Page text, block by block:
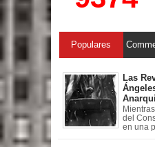
Populares
Las
del
en una